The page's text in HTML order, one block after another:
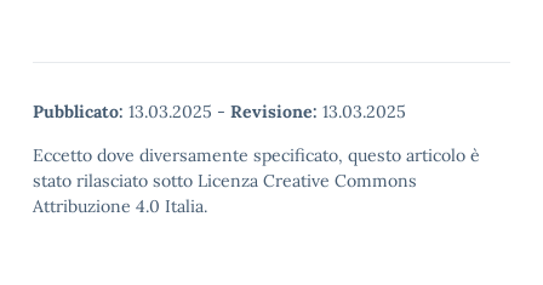
Pubblicato: 13.03.2025 - Revisione: 13.03.2025
Eccetto dove diversamente specificato, questo articolo è
stato rilasciato sotto Licenza Creative Commons
Attribuzione 4.0 Italia.